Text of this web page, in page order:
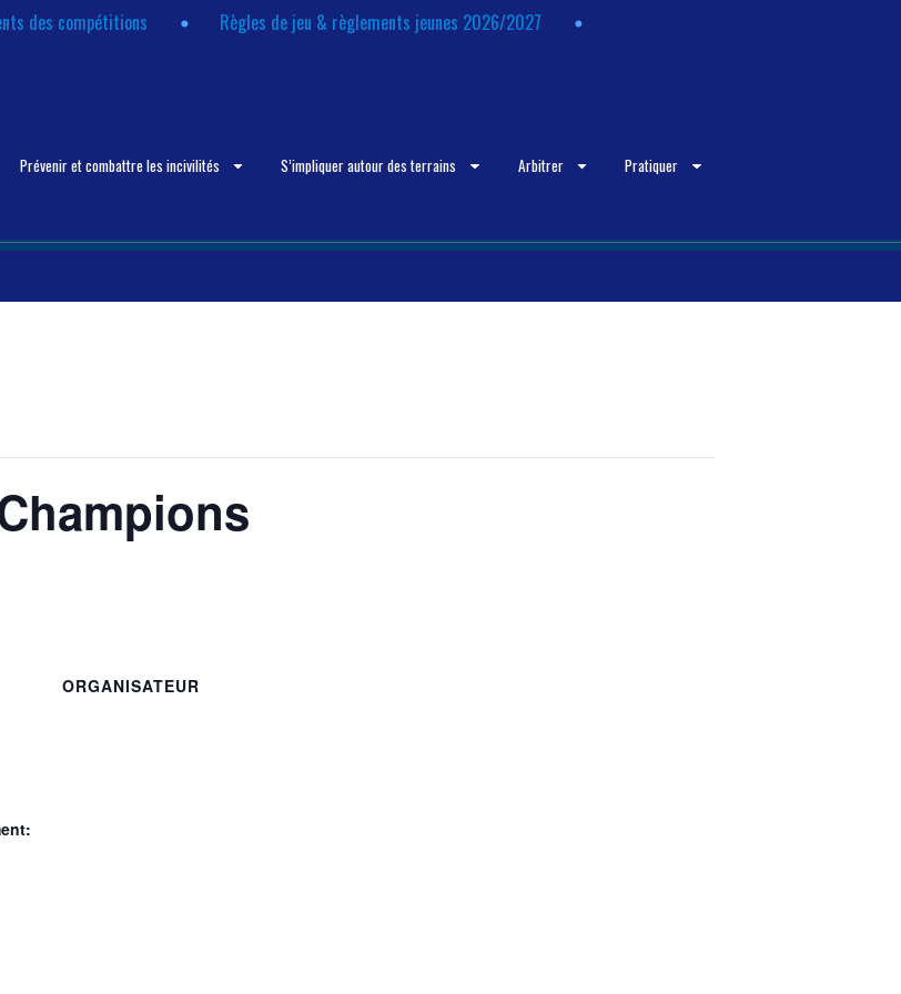
des compétitions Règles de jeu & règlements jeunes 2026/2027
Prévenir et combattre les incivilités S’impliquer autour des terrains Arbitrer Pratiquer
ORGANISATEUR